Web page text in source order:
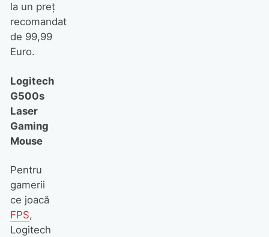
la un preţ
recomandat
de 99,99
Euro.
Logitech
G500s
Laser
Gaming
Mouse
Pentru
gamerii
ce joacă
FPS,
Logitech